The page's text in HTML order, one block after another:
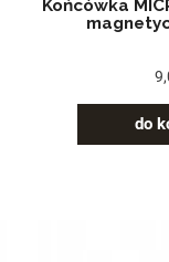
Końcówka
do